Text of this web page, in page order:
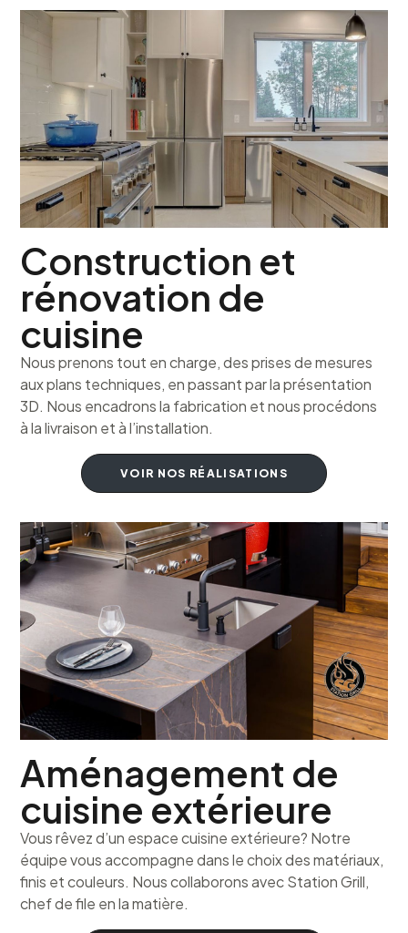
Construction et
rénovation de
cuisine
Nous prenons tout en charge, des prises de mesures
aux plans techniques, en passant par la présentation
3D. Nous encadrons la fabrication et nous procédons
à la livraison et à l’installation.
VOIR NOS RÉALISATIONS
Aménagement de
cuisine extérieure
Vous rêvez d’un espace cuisine extérieure? Notre
équipe vous accompagne dans le choix des matériaux,
finis et couleurs. Nous collaborons avec Station Grill,
chef de file en la matière.